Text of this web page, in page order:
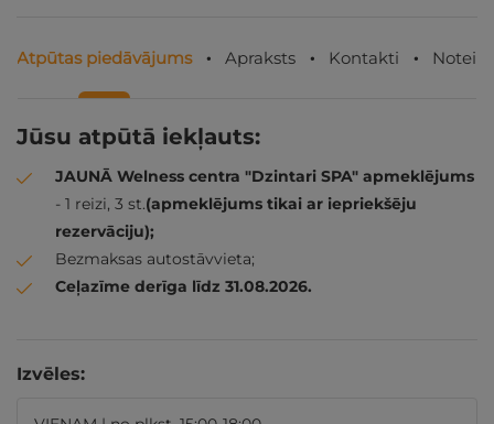
Atpūtas piedāvājums Apraksts Kontakti
Jūsu atpūtā iekļauts:
JAUNĀ Welness centra "Dzintari SPA" apmeklējums
- 1 reizi, 3 st.(apmeklējums tikai ar iepriekšēju
rezervāciju);
Bezmaksas autostāvvieta;
Ceļazīme derīga līdz 31.08.2026.
Izvēles: